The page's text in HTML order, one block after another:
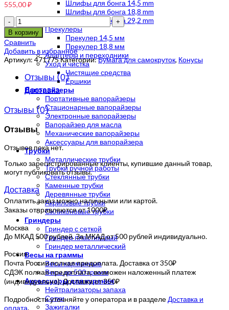
Шлифы для бонга 14,5 mm
Шлифы для бонга 18,8 mm
Шлифы для бонга 29,2 mm
Прекулеры
Прекулер 14,5 мм
Прекулер 18,8 мм
Адаптеры и переходники
Уход и чистка
Чистящие средства
Ершики
Вапорайзеры
Портативные вапорайзеры
Стационарные вапорайзеры
Электронные вапорайзеры
Вапорайзер для масла
Механические вапорайзеры
Аксессуары для вапорайзера
Трубки
Металлические трубки
Трубки ручной работы
Стеклянные трубки
Каменные трубки
Деревянные трубки
Акриловые трубки
Силиконовые трубки
Гриндеры
Гриндер с сеткой
Гриндер пластиковый
Гриндер металлический
Весы на граммы
Весы карманные
Весы до 500 грамм
Аксессуары для курения
Нейтрализаторы запаха
Сетки
Зажигалки
555,00₽
Количество
В корзину
Сравнить
Добавить в избранное
Артикул: 471775Категории:Бумага для самокруток, Конусы
Отзывы (0)
Доставка
Отзывы (0)
Отзывы
Отзывов пока нет.
Только зарегистрированные клиенты, купившие данный товар,
могут публиковать отзывы.
Доставка
Оплатить заказ можно наличными или картой.
Заказы отправляются от 1000₽
Москва
До МКАД 500 рублей. За МКАД от 500 рублей индивидуально.
Россия
Почта России полная предоплата. Доставка от 350₽
СДЭК полная предоплата, возможен наложенный платеж
(индивидуально). Доставка от 350₽
Подробности уточняйте у оператора и в разделе Доставка и
оплата.